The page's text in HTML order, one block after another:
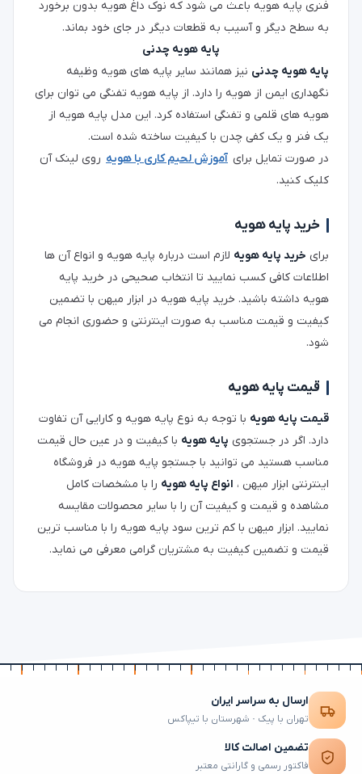
فنری پایه هویه باعث می شود که نوک داغ هویه بدون برخورد
به سطح دیگر و آسیب به قطعات دیگر در جای خود بماند.
پایه هویه چدنی
پایه هویه چدنی نیز همانند سایر پایه های هویه وظیفه
نگهداری ایمن از هویه را دارد. از پایه هویه تفنگی می توان برای
هویه های قلمی و تفنگی استفاده کرد. این مدل پایه هویه از
یک فنر و یک کفی چدن با کیفیت ساخته شده است.
در صورت تمایل برای آموزش لحیم کاری با هویه روی لینک آن
کلیک کنید.
خرید پایه هویه
برای خرید پایه هویه لازم است درباره پایه هویه و انواع آن ها
اطلاعات کافی کسب نمایید تا انتخاب صحیحی در خرید پایه
هویه داشته باشید. خرید پایه هویه در ابزار میهن با تضمین
کیفیت و قیمت مناسب به صورت اینترنتی و حضوری انجام می
شود.
قیمت پایه هویه
قیمت پایه هویه با توجه به نوع پایه هویه و کارایی آن تفاوت
دارد. اگر در جستجوی پایه هویه با کیفیت و در عین حال قیمت
مناسب هستید می توانید با جستجو پایه هویه در فروشگاه
اینترنتی ابزار میهن ، انواع پایه هویه را با مشخصات کامل
مشاهده و قیمت و کیفیت آن را با سایر محصولات مقایسه
نمایید. ابزار میهن با کم ترین سود پایه هویه را با مناسب ترین
قیمت و تضمین کیفیت به مشتریان گرامی معرفی می نماید.
ارسال به سراسر ایران
تهران با پیک · شهرستان با تیپاکس
تضمین اصالت کالا
فاکتور رسمی و گارانتی معتبر